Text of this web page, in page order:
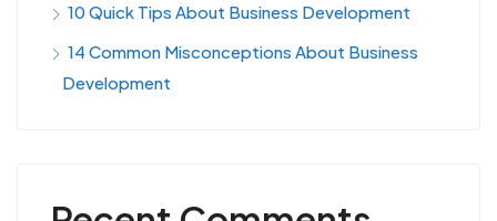
10 Quick Tips About Business Development
14 Common Misconceptions About Business
Development